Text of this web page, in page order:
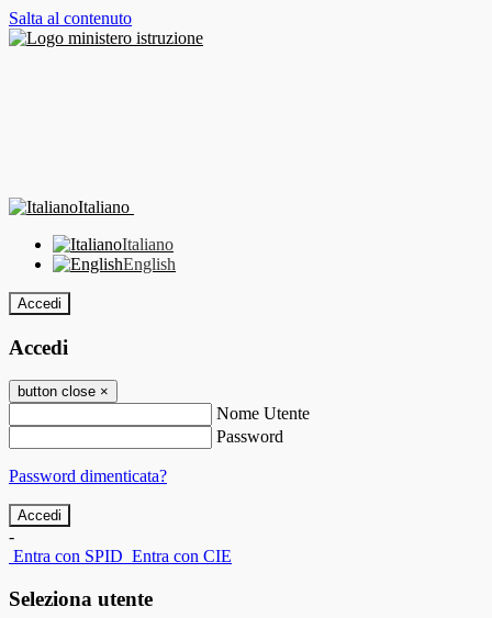
Salta al contenuto
Italiano
Italiano
English
Accedi
Accedi
button close ×
Nome Utente
Password
Password dimenticata?
-
Entra con SPID Entra con CIE
Seleziona utente